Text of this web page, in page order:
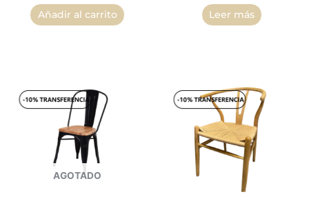
Añadir al carrito Leer más
AGOTADO